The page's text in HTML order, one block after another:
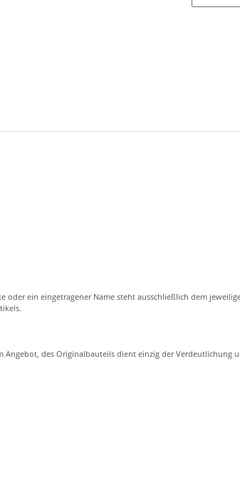
oder ein eingetragener Name steht ausschließlich dem
Angebot, des Originalbauteils dient einzig der Verdeutlichung